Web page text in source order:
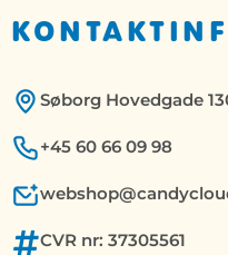
Søborg Hovedgade
+45 60 66 09 98
CVR nr: 37305561